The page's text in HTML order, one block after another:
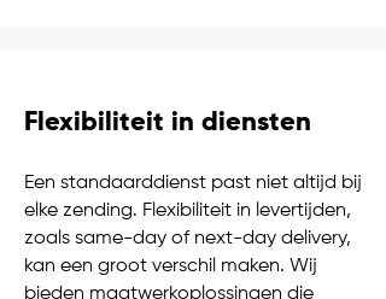
Flexibiliteit in diensten
Een standaarddienst past niet altijd bij
elke zending. Flexibiliteit in levertijden,
zoals same-day of next-day delivery,
kan een groot verschil maken. Wij
bieden maatwerkoplossingen die